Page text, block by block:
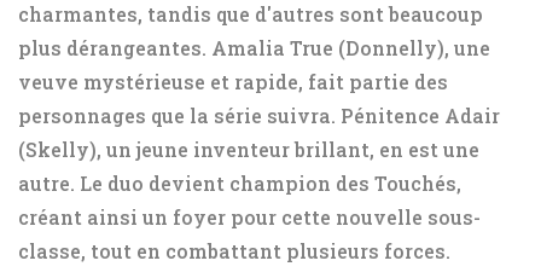
charmantes, tandis que d'autres sont beaucoup
plus dérangeantes. Amalia True (Donnelly), une
veuve mystérieuse et rapide, fait partie des
personnages que la série suivra. Pénitence Adair
(Skelly), un jeune inventeur brillant, en est une
autre. Le duo devient champion des Touchés,
créant ainsi un foyer pour cette nouvelle sous-
classe, tout en combattant plusieurs forces.